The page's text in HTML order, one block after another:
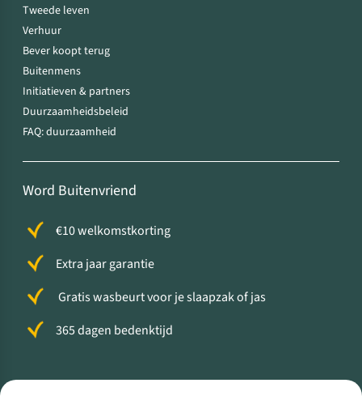
Tweede leven
Verhuur
Bever koopt terug
Buitenmens
Initiatieven & partners
Duurzaamheidsbeleid
FAQ: duurzaamheid
Word Buitenvriend
€10 welkomstkorting
Extra jaar garantie
Gratis wasbeurt voor je slaapzak of jas
365 dagen bedenktijd